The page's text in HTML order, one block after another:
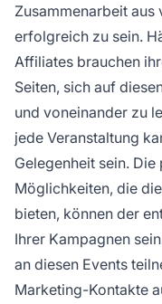
Zusammenarbeit aus
erfolgreich zu sein.
Affiliates brauchen
Seiten, sich auf
und voneinander zu
jede Veranstaltung
Gelegenheit sein.
Möglichkeiten, die
bieten, können der
Ihrer Kampagnen
an diesen Events
Marketing-Kontakte